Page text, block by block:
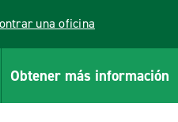
una oficina
Obtener más información